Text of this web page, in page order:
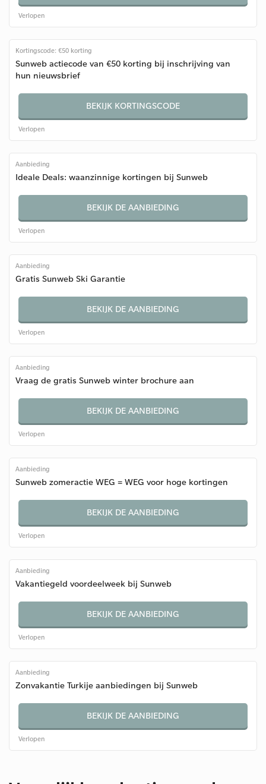
Verlopen
Kortingscode: €50 korting
Sunweb actiecode van €50 korting bij inschrijving van
hun nieuwsbrief
BEKIJK KORTINGSCODE
Verlopen
Aanbieding
Ideale Deals: waanzinnige kortingen bij Sunweb
BEKIJK DE AANBIEDING
Verlopen
Aanbieding
Gratis Sunweb Ski Garantie
BEKIJK DE AANBIEDING
Verlopen
Aanbieding
Vraag de gratis Sunweb winter brochure aan
BEKIJK DE AANBIEDING
Verlopen
Aanbieding
Sunweb zomeractie WEG = WEG voor hoge kortingen
BEKIJK DE AANBIEDING
Verlopen
Aanbieding
Vakantiegeld voordeelweek bij Sunweb
BEKIJK DE AANBIEDING
Verlopen
Aanbieding
Zonvakantie Turkije aanbiedingen bij Sunweb
BEKIJK DE AANBIEDING
Verlopen